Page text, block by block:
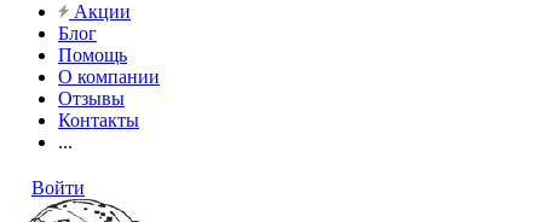
Акции
Блог
Помощь
О компании
Отзывы
Контакты
...
Войти